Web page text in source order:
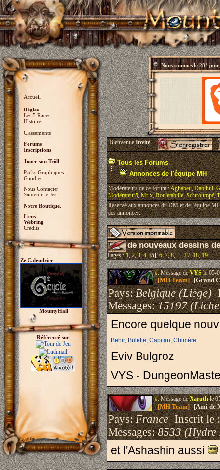
Accueil
Règles
Les 5 Races
Histoire
Classements
Forums
Inscriptions
Jouer son Trõll
Packs Graphiques
Goodies
Nous Contacter
Soutenir le Jeu.
Notre Boutique.
Liens
Webring
Crédits
Ze Calendrier
MountyHall
Référencé sur
Nous sommes le28° jour
BienvenueInvité
Tous les Forums
Annonces de l'équipe MH
Modérateurs de ce forum :Aghabeu,Dabihul,
Modérateur5,Mr x,Rouletabille,Schtroumpf,
Réservé aux annonces du DM et de l'équipe
des annonces.
de nouveaux dessins
Pages :1,2,3,4,[5],6,7,8, ...,17,18,19
#.Message deVYSle 05-
[MH Team][Grand
Pays:Belgique (Liège)
Messages:15197
Encore quelque
Behir, Bulette, Capitan, Chimère
Eviv Bulgroz
VYS -
#.Message deXaruthle
[MH Team][Ami de
Pays:FranceInscrit le
Messages:8533 (Hydre
et l'Ashashin aussi